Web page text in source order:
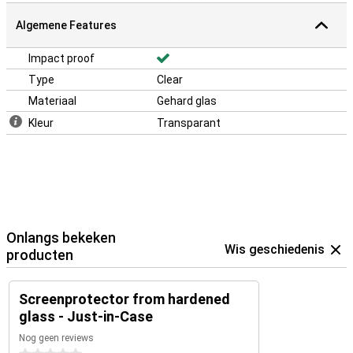
Algemene Features
Impact proof
Type
Clear
Materiaal
Gehard glas
Kleur
Transparant
Onlangs bekeken
producten
Wis geschiedenis
Screenprotector from hardened
glass - Just-in-Case
Nog geen reviews